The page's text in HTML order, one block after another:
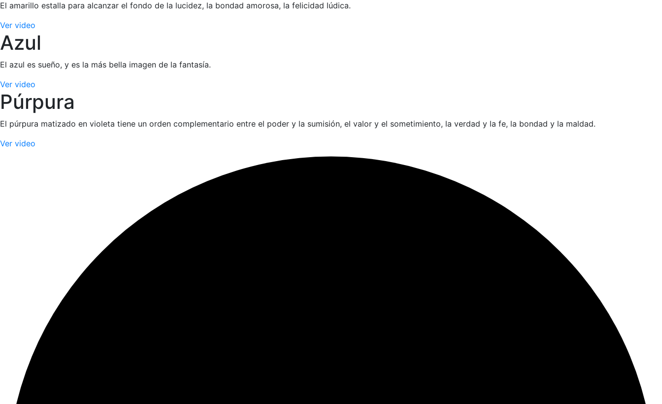
El amarillo estalla para alcanzar el fondo de la lucidez, la bondad amorosa, la felicidad lúdica.
Ver video
Azul
El azul es sueño, y es la más bella imagen de la fantasía.
Ver video
Púrpura
El púrpura matizado en violeta tiene un orden complementario entre el poder y la sumisión, el valor y el sometimiento, la verdad y la fe, la bondad y la maldad.
Ver video